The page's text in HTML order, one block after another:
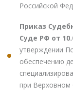
Российской
Приказ
Суде РФ от
утверждении
обеспечению
при Верховном